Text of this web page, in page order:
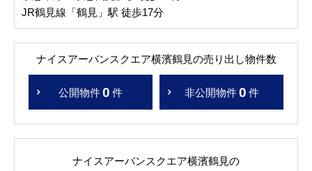
JR鶴見線「鶴見」駅 徒歩17分
ナイスアーバンスクエア横濱鶴見の売り出し物件数
公開物件0 件 非公開物件 0 件
ナイスアーバンスクエア横濱鶴見の